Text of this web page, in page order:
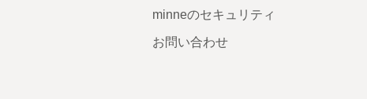
minneのセキュリティ
お問い合わせ